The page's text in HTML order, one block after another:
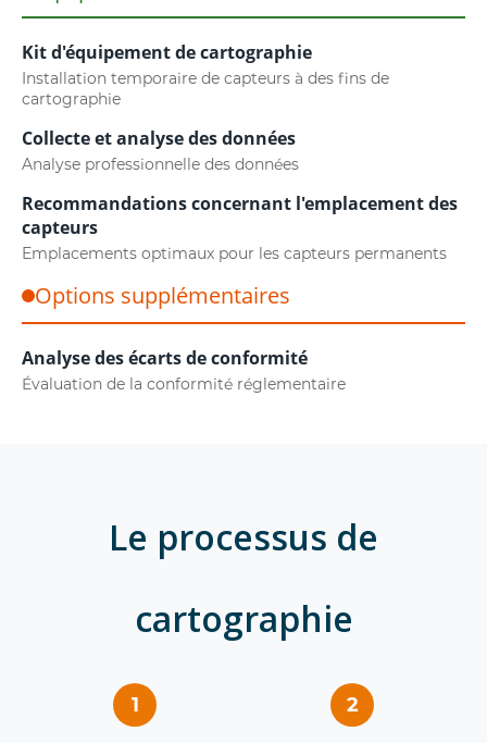
Kit d'équipement de cartographie
Installation temporaire de capteurs à des fins de
cartographie
Collecte et analyse des données
Analyse professionnelle des données
Recommandations concernant l'emplacement des
capteurs
Emplacements optimaux pour les capteurs permanents
Options supplémentaires
Analyse des écarts de conformité
Évaluation de la conformité réglementaire
Le processus de
cartographie
1 2